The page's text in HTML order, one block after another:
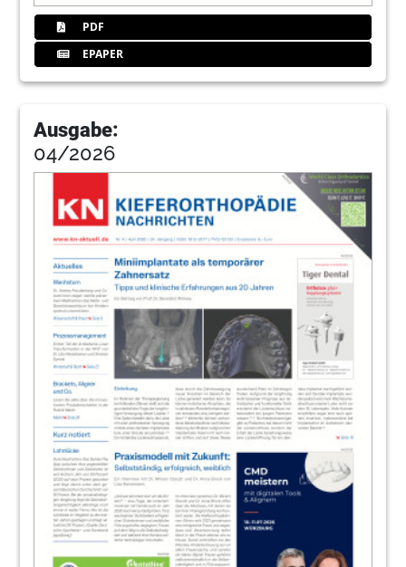
PDF
EPAPER
Ausgabe:
04/2026